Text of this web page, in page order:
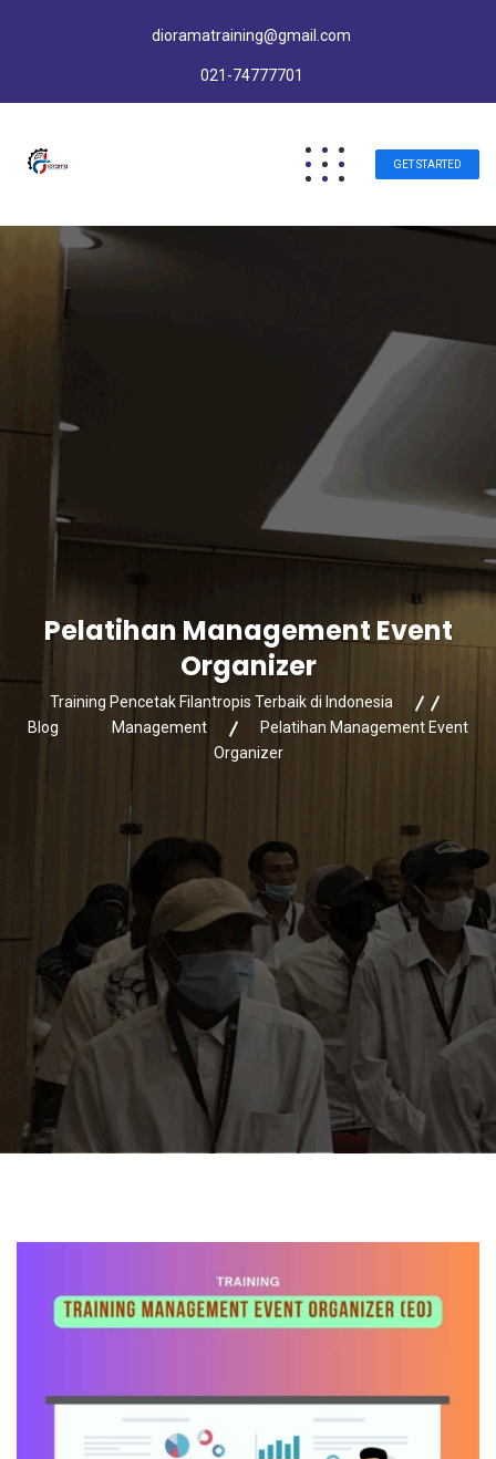
dioramatraining@gmail.com
021-74777701
GET STARTED
Pelatihan Management Event
Organizer
Training Pencetak Filantropis Terbaik di Indonesia
Blog
Management
Pelatihan Management Event
Organizer